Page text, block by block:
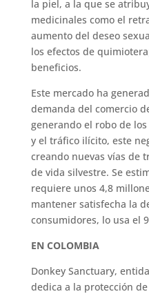
la piel, a la que se
medicinales como el
aumento del deseo
los efectos de
beneficios.
Este mercado ha
demanda del comercio
generando el robo de
y el tráfico ilícito, este
creando nuevas vías de
de vida silvestre. Se
requiere unos 4,8
mantener satisfecha la
consumidores, lo usa el
EN COLOMBIA
Donkey Sanctuary,
dedica a la protección